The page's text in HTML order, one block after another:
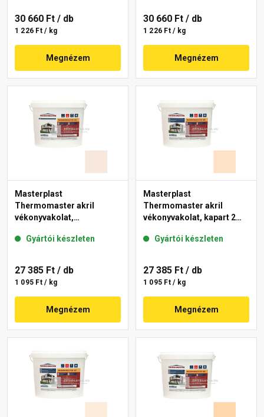
30 660 Ft / db
1 226 Ft / kg
Megnézem
30 660 Ft / db
1 226 Ft / kg
Megnézem
Masterplast
Thermomaster akril
vékonyvakolat,
13-F 25 kg
Gyártói készleten
27 385 Ft / db
1 095 Ft / kg
Megnézem
Masterplast
Thermomaster akril
vékonyvakolat, kapart 2
Gyártói készleten
27 385 Ft / db
1 095 Ft / kg
Megnézem